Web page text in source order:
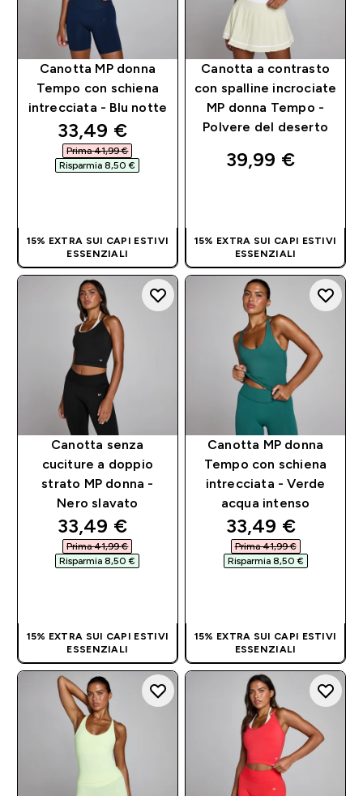
Canotta MP donna
Tempo con schiena
intrecciata - Blu notte
discounted price
33,49 €‎
Prima 41,99 €‎
Risparmia 8,50 €‎
15% EXTRA SUI CAPI ESTIVI
ESSENZIALI
Canotta a contrasto
con spalline incrociate
MP donna Tempo -
Polvere del deserto
39,99 €‎
15% EXTRA SUI CAPI ESTIVI
ESSENZIALI
Canotta senza
cuciture a doppio
strato MP donna -
Nero slavato
discounted price
33,49 €‎
Prima 41,99 €‎
Risparmia 8,50 €‎
15% EXTRA SUI CAPI ESTIVI
ESSENZIALI
Canotta MP donna
Tempo con schiena
intrecciata - Verde
acqua intenso
discounted
33,49 €‎
Prima 41,99 €‎
Risparmia 8,50 €‎
15% EXTRA SUI CAPI ESTIVI
ESSENZIALI